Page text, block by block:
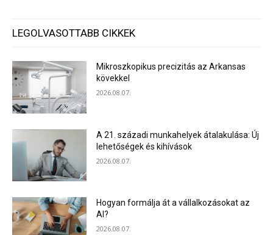
LEGOLVASOTTABB CIKKEK
Mikroszkopikus precizitás az Arkansas
kövekkel
2026.08.07.
A 21. századi munkahelyek átalakulása: Új
lehetőségek és kihívások
2026.08.07.
Hogyan formálja át a vállalkozásokat az
AI?
2026.08.07.